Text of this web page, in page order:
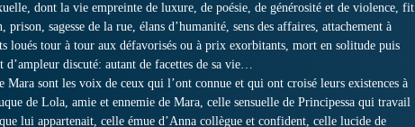
dont la vie empreinte de luxure, de poésie, de générosité et de violence, fit
prison, sagesse de la rue, élans d’humanité, sens des affaires, attachement à
loués tour à tour aux défavorisés ou à prix exorbitants, mort en solitude puis
d’ampleur discuté: autant de facettes de sa vie…
sont les voix de ceux qui l’ont connue et qui ont croisé leurs existences à
de Lola, amie et ennemie de Mara, celle sensuelle de Principessa qui travail
lui appartenait, celle émue d’Anna collègue et confident, celle lucide de